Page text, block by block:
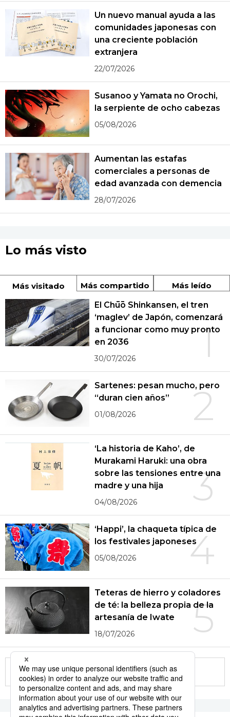
Un nuevo manual ayuda a las
comunidades japonesas con
una creciente población
extranjera
22/07/2026
Susanoo y Yamata no Orochi,
la serpiente de ocho cabezas
05/08/2026
Aumentan las estafas
comerciales a personas de
edad avanzada con demencia
28/07/2026
Lo más visto
Más visitado Más compartido Más leído
1
El Chūō Shinkansen, el tren
‘maglev’ de Japón, comenzará
a funcionar como muy pronto
en 2036
30/07/2026
2
Sartenes: pesan mucho, pero
“duran cien años”
01/08/2026
3
‘La historia de Kaho’, de
Murakami Haruki: una obra
sobre las tensiones entre una
madre y una hija
04/08/2026
4
‘Happi’, la chaqueta típica de
los festivales japoneses
05/08/2026
5
Teteras de hierro y coladores
de té: la belleza propia de la
artesanía de Iwate
18/07/2026
More in this series